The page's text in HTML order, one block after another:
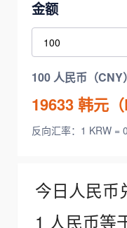
金额
100 人民币（CNY
19633韩元（
反向汇率：1 KRW =
今日人民币
1 人民币等